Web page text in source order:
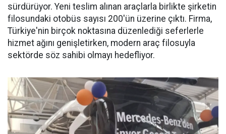
sürdürüyor. Yeni teslim alınan araçlarla birlikte şirketin
filosundaki otobüs sayısı 200'ün üzerine çıktı. Firma,
Türkiye'nin birçok noktasına düzenlediği seferlerle
hizmet ağını genişletirken, modern araç filosuyla
sektörde söz sahibi olmayı hedefliyor.